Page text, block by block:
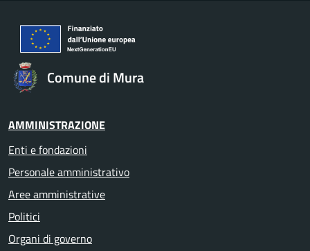
Comune di Mura
AMMINISTRAZIONE
Enti e fondazioni
Personale amministrativo
Aree amministrative
Politici
Organi di governo